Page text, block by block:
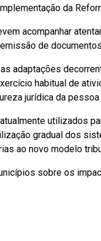
da
acompanhar
de
adaptações
habitual de
jurídica da
utilizados
gradual dos
ao novo modelo
sobre os